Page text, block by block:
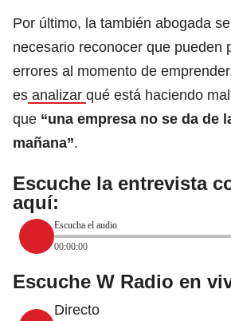
Por último, la también abogada
necesario reconocer que pueden
errores al momento de
es analizar qué está haciendo
que “una empresa no se da de
mañana”.
Escuche la entrevista
aquí:
Escucha el audio
00:00:00
Escuche W Radio en
Directo